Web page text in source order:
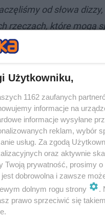
od słowa
rzeczach, które mogą
| MAKS ON AIR SHORT
Użytkowniku,
1162 zaufanych
informacje na
informacje wysyłane
reklam, wybór
usług. Za zgodą
oraz aktywnie
Twoją prywatność, prosimy
jest dobrowolna i zawsze
dolnym rogu strony
.
prawo sprzeciwić się